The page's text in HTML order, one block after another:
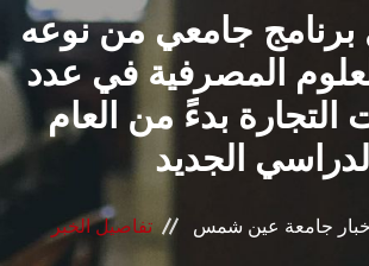
الشئون الأكاديمية
البحث العلمي
الرعاية الصحية
المراكز والوحدات
برنامج جامعي من نوعه
المصرفية في عدد
التجارة بدءً من العام
الدراسي الجديد
جامعة عين شمس تفاصيل الخبر